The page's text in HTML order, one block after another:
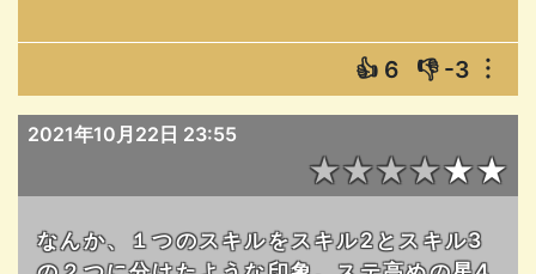
👍 6 👎 -3 ︙
2021年10月22日 23:55
★★★★★★
なんか、１つのスキルをスキル2とスキル3